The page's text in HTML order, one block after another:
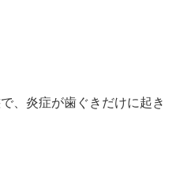
、炎症が歯ぐきだけに起き